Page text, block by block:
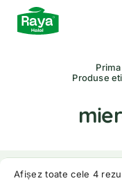
Produse
Afișez toate cele 4